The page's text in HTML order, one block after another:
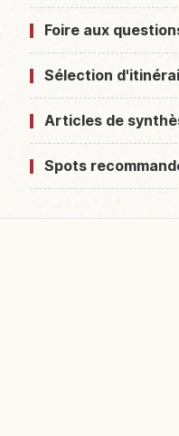
Foire aux
Sélection
Articles de
Spots